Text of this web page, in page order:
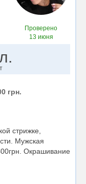
Проверено
13 июня
грн.
стрижке,
Мужская
Окрашивание